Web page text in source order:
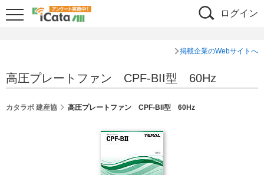
ログイン
掲載企業のWebサイトへ
高圧プレートファン CPF-BII型 60Hz
カタラボ 建産協 高圧プレートファン CPF-BII型 60Hz